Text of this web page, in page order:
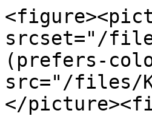
srcset="/
(prefers-
src="/files/
</